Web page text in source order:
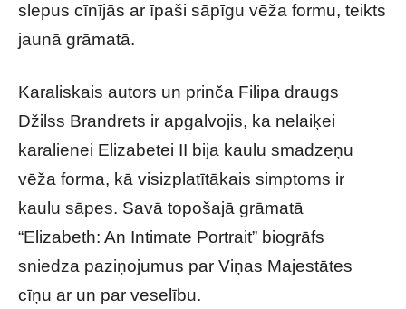
slepus cīnījās ar īpaši sāpīgu vēža formu, teikts
jaunā grāmatā.
Karaliskais autors un prinča Filipa draugs
Džilss Brandrets ir apgalvojis, ka nelaiķei
karalienei Elizabetei II bija kaulu smadzeņu
vēža forma, kā visizplatītākais simptoms ir
kaulu sāpes. Savā topošajā grāmatā
“Elizabeth: An Intimate Portrait” biogrāfs
sniedza paziņojumus par Viņas Majestātes
cīņu ar un par veselību.